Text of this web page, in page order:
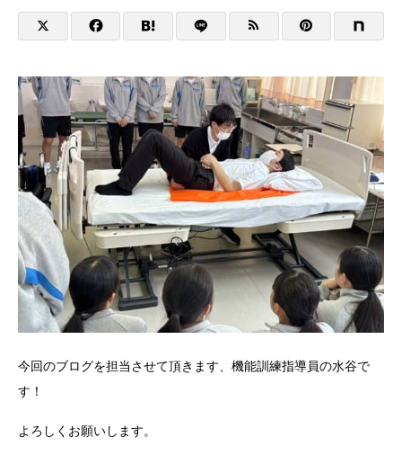
今回のブログを担当させて頂きます、機能訓練指導員の水谷で
す！
よろしくお願いします。